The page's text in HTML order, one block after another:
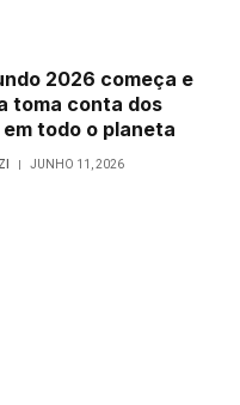
2026 começa e
toma conta dos
todo o planeta
JUNHO 11, 2026